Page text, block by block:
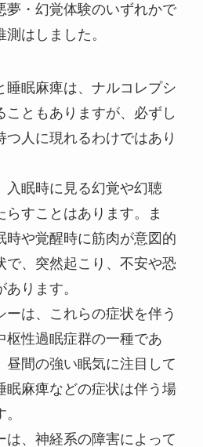
夢・幻覚体験のいずれかで
はしました。
睡眠麻痺は、ナルコレプシ
こともありますが、必ずし
つ人に現れるわけではあり
入眠時に見る幻覚や幻聴
らすことはあります。ま
時や覚醒時に筋肉が意図的
で、突然起こり、不安や恐
ります。
は、これらの症状を伴う
枢性過眠症群の一種であ
昼間の強い眠気に注目して
眠麻痺などの症状は伴う場
は、神経系の障害によって